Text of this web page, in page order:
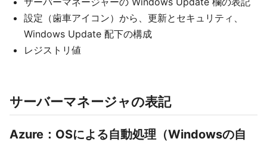
設定（歯車アイコン）から、更新とセキュリティ、
Windows Update 配下の構成
レジストリ値
サーバーマネージャの表記
Azure：OSによる自動処理（Windowsの自